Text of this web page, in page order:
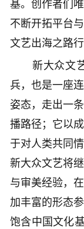
基。创作者们
不断开拓平台
文艺出海之路行
新大众文艺
兵，也是一座
姿态，走出一
播路径；它以
于对人类共同
新大众文艺将
与审美经验，
加丰富的形态
饱含中国文化